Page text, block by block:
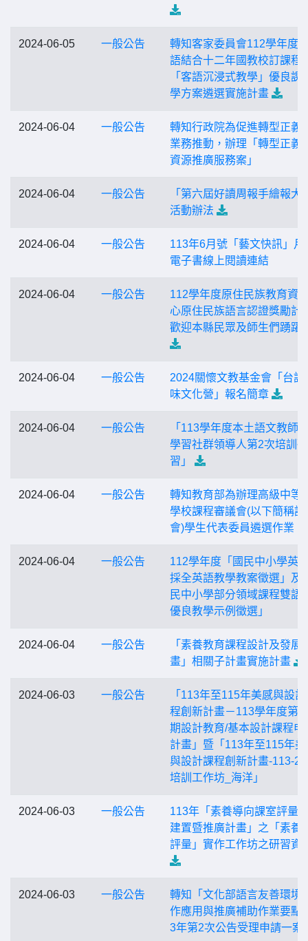
2024-06-05 一般公告
轉知客家委員會112學年度
語結合十二年國教校訂課程
「客語沉浸式教學」優良課
學方案遴選實施計畫
2024-06-04 一般公告
轉知行政院為促進轉型正義
業務推動，辦理「轉型正義
資源推廣服務案」
2024-06-04 一般公告
「第六屆好讀周報手繪報大
活動辦法
2024-06-04 一般公告
113年6月號「藝文快訊」月
電子書線上閱讀連結
2024-06-04 一般公告
112學年度原住民族教育資
心原住民族語言認證獎勵計
歡迎本縣民眾及師生們踴躍
2024-06-04 一般公告
2024關懷文教基金會「台語
味文化營」報名簡章
2024-06-04 一般公告
「113學年度本土語文教師
學習社群領導人第2次培訓研
習」
2024-06-04 一般公告
轉知教育部為辦理高級中等
學校課程審議會(以下簡稱課
會)學生代表委員遴選作業
2024-06-04 一般公告
112學年度「國民中小學英
採全英語教學教案徵選」及
民中小學部分領域課程雙語
優良教學示例徵選」
2024-06-04 一般公告
「素養教育課程設計及發展
畫」相關子計畫實施計畫
2024-06-03 一般公告
「113年至115年美感與設
程創新計畫－113學年度第2
期設計教育/基本設計課程申
計畫」暨「113年至115年美
與設計課程創新計畫-113-2
培訓工作坊_海洋」
2024-06-03 一般公告
113年「素養導向課室評量
建置暨推廣計畫」之「素養
評量」實作工作坊之研習資
2024-06-03 一般公告
轉知「文化部語言友善環境
作應用與推廣補助作業要點
3年第2次公告受理申請一案